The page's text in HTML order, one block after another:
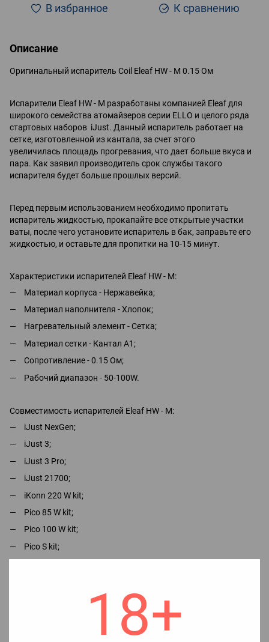
18+
В избранное К сравнению
Описание
Оригинальный испаритель Coil Eleaf HW - M 0.15 Ом
Испарители Eleaf HW - M разработаны компанией Eleaf для
широкого семейства атомайзеров серии ELLO и целого ряда
стартовых наборов iJust. Данный испаритель работает на
сетке, изготовленной из кантала, за счет этого
увеличилась площадь прогревания, что дает больше вкуса и
пара. Как заявил производитель срок службы такого
испарителя будет больше прошлых версий.
Перед первым использованием необходимо пропитать
испаритель жидкостью, прокапайте все открытые участки
ваты, после чего установите испаритель в бак, заправьте его
жидкостью, и оставьте для пропитки на 10-15 минут.
Характеристики испарителей Eleaf HW - M:
Материал корпуса - Нержавейка;
Материал наполнителя - Хлопок;
Нагревательный элемент - Сетка;
Материал сетки - Кантал А1;
Сопротивление - 0.15 Ом;
Рабочий диапазон - 50-100W.
Совместимость испарителей Eleaf HW - M:
iJust NexGen;
iJust 3;
iJust 3 Pro;
iJust 21700;
iKonn 220 W kit;
Pico 85 W kit;
Pico 100 W kit;
Pico S kit;